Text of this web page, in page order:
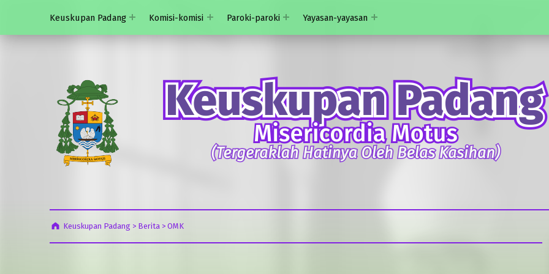
Keuskupan Padang
Komisi-komisi Paroki-paroki Yayasan-yayasan
Keuskupan Padang > Berita >OMK